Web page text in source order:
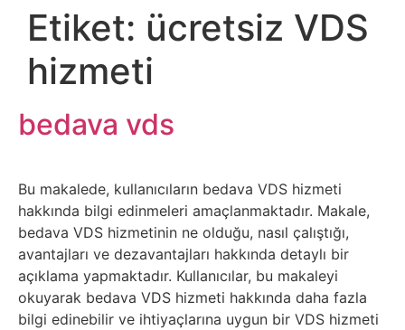
Bankacılık
İşlemleri
Belgesel
Bilgisayar
Bilim
Bitcoin
Etiket: ücretsiz VDS
hizmeti
bedava vds
Bu makalede, kullanıcıların bedava VDS hizmeti
hakkında bilgi edinmeleri amaçlanmaktadır. Makale,
bedava VDS hizmetinin ne olduğu, nasıl çalıştığı,
avantajları ve dezavantajları hakkında detaylı bir
açıklama yapmaktadır. Kullanıcılar, bu makaleyi
okuyarak bedava VDS hizmeti hakkında daha fazla
bilgi edinebilir ve ihtiyaçlarına uygun bir VDS hizmeti